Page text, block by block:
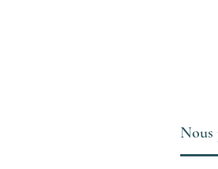
Nous